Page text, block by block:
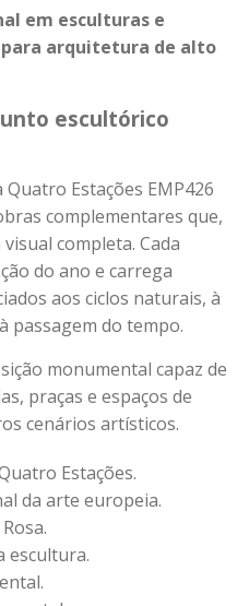
em esculturas e
arquitetura de alto
escultórico
Estações EMP426
complementares que,
completa. Cada
do ano e carrega
aos ciclos naturais, à
passagem do tempo.
monumental capaz de
praças e espaços de
cenários artísticos.
Estações.
da arte europeia.
escultura.